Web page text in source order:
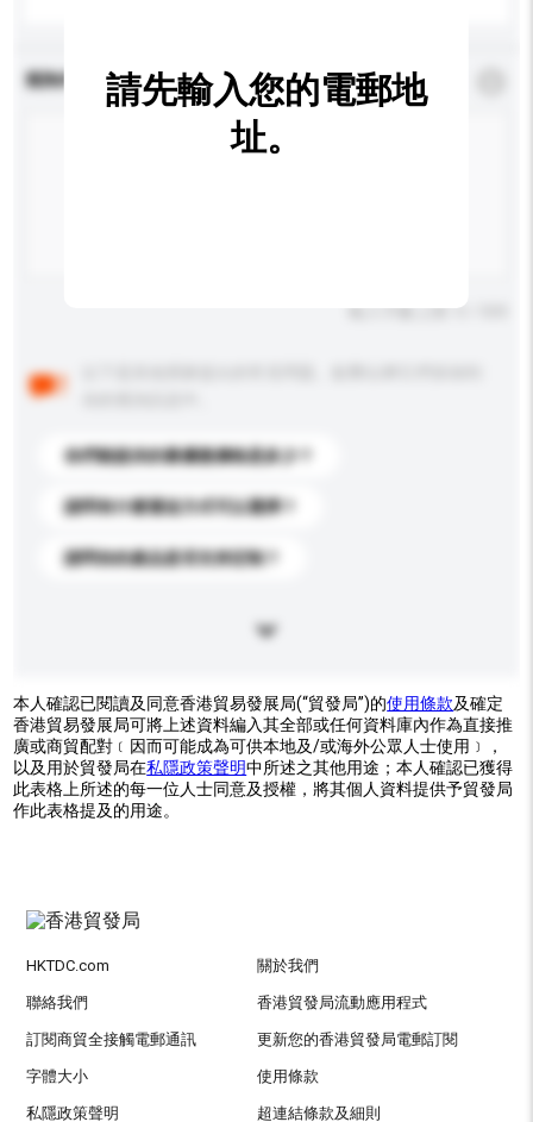
查詢內容 *必須填寫
輸入字數上限: 0 / 500
你們能提供的最優惠價格是多少？
請問有什麼運送方式可以選擇？
請問你的產品是否支持定制？
請先輸入您的電郵地
址。
本人確認已閱讀及同意香港貿易發展局(“貿發局”)的使用條款及確定
香港貿易發展局可將上述資料編入其全部或任何資料庫內作為直接推
廣或商貿配對﹝因而可能成為可供本地及/或海外公眾人士使用﹞，
以及用於貿發局在私隱政策聲明中所述之其他用途；本人確認已獲得
此表格上所述的每一位人士同意及授權，將其個人資料提供予貿發局
作此表格提及的用途。
HKTDC.com 關於我們
聯絡我們 香港貿發局流動應用程式
訂閱商貿全接觸電郵通訊 更新您的香港貿發局電郵訂閱
字體大小 使用條款
私隱政策聲明 超連結條款及細則